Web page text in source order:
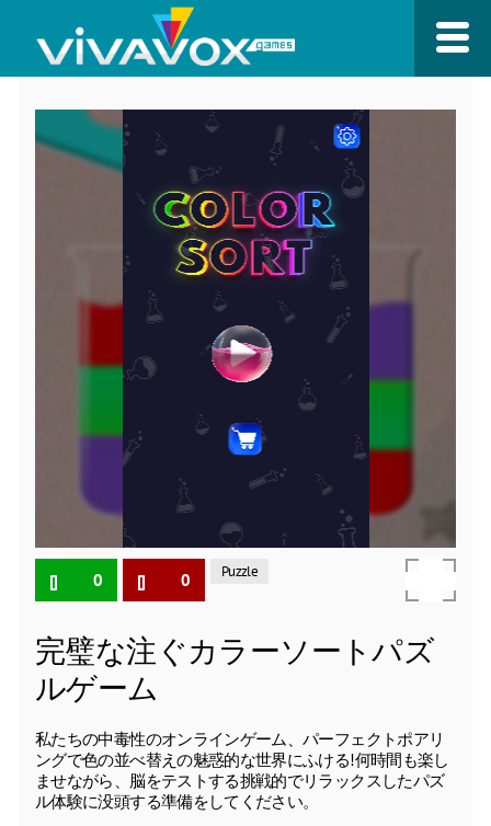
0 0 Puzzle
完璧な注ぐカラーソートパズ
ルゲーム
私たちの中毒性のオンラインゲーム、パーフェクトポアリ
ングで色の並べ替えの魅惑的な世界にふける!何時間も楽し
ませながら、脳をテストする挑戦的でリラックスしたパズ
ル体験に没頭する準備をしてください。